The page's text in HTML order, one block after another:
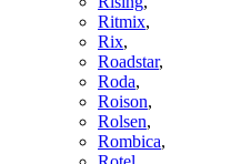
Ritmix,
Rix,
Roadstar,
Roda,
Roison,
Rolsen,
Rombica,